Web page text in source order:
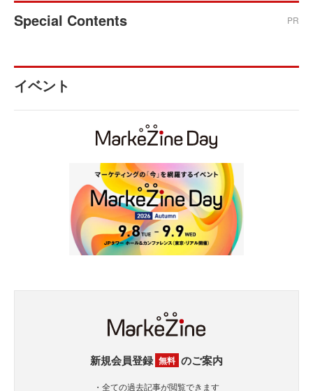
Special Contents PR
イベント
新規会員登録 無料 のご案内
・全ての過去記事が閲覧できます